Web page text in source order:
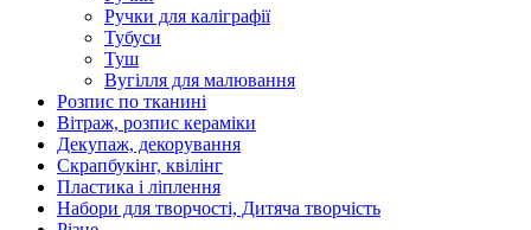
Ручки для каліграфії
Тубуси
Туш
Вугілля для малювання
Розпис по тканині
Вітраж, розпис кераміки
Декупаж, декорування
Скрапбукінг, квілінг
Пластика і ліплення
Набори для творчості, Дитяча творчість